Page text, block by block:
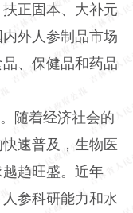
正固本、大补元
外人参制品市场
、保健品和药品
随着经济社会的
速普及，生物医
趋旺盛。近年
参科研能力和水